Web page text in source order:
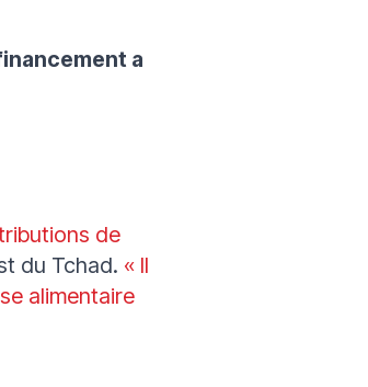
a
de
du Tchad. « Il
alimentaire